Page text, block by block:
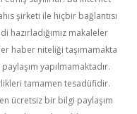
şirketi ile hiçbir bağlantısı
hazırladığımız makaleler
haber niteliği taşımamakta
yapılmamaktadır.
tamamen tesadüfidir.
ücretsiz bir bilgi paylaşım